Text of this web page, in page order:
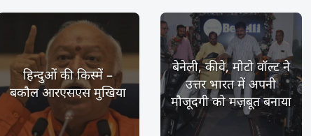
हिन्दुओं की किस्में –
बकौल आरएसएस मुखिया
बेनेली, कीवे, मोटो वॉल्ट ने
उत्तर भारत में अपनी
मौजूदगी को मज़बूत बनाया